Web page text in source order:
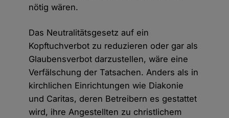
nötig wären.
Das Neutralitätsgesetz auf ein
Kopftuchverbot zu reduzieren oder gar als
Glaubensverbot darzustellen, wäre eine
Verfälschung der Tatsachen. Anders als in
kirchlichen Einrichtungen wie Diakonie
und Caritas, deren Betreibern es gestattet
wird, ihre Angestellten zu christlichem